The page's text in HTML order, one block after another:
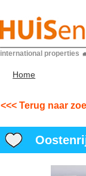
international properties
Home
<<< Terug naar